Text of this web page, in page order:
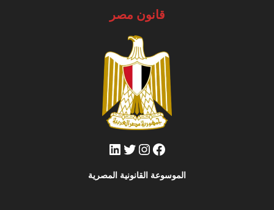
قانون مصر
فيسبوكإنستجرام
تويتر لينكد إن
الموسوعة القانونية المصرية